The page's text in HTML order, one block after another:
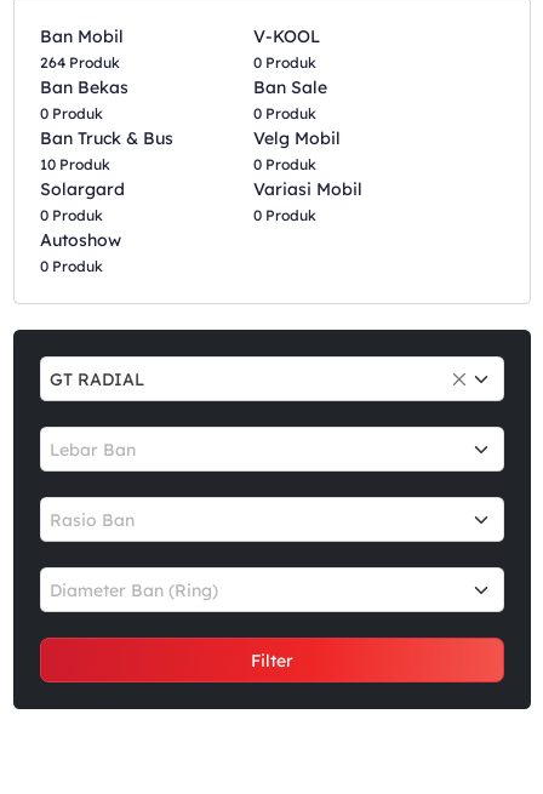
Ban Mobil
264 Produk
V-KOOL
0 Produk
Ban Bekas
0 Produk
Ban Sale
0 Produk
Ban Truck & Bus
10 Produk
Velg Mobil
0 Produk
Solargard
0 Produk
Variasi Mobil
0 Produk
Autoshow
0 Produk
GT RADIAL
Lebar Ban
Rasio Ban
Diameter Ban (Ring)
Filter